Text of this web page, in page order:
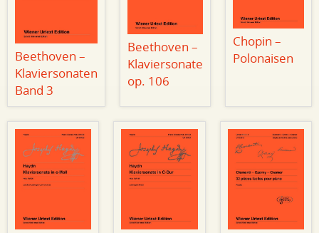
Beethoven –
Klaviersonaten
Band 3
Beethoven –
Klaviersonate
op. 106
Chopin –
Polonaisen